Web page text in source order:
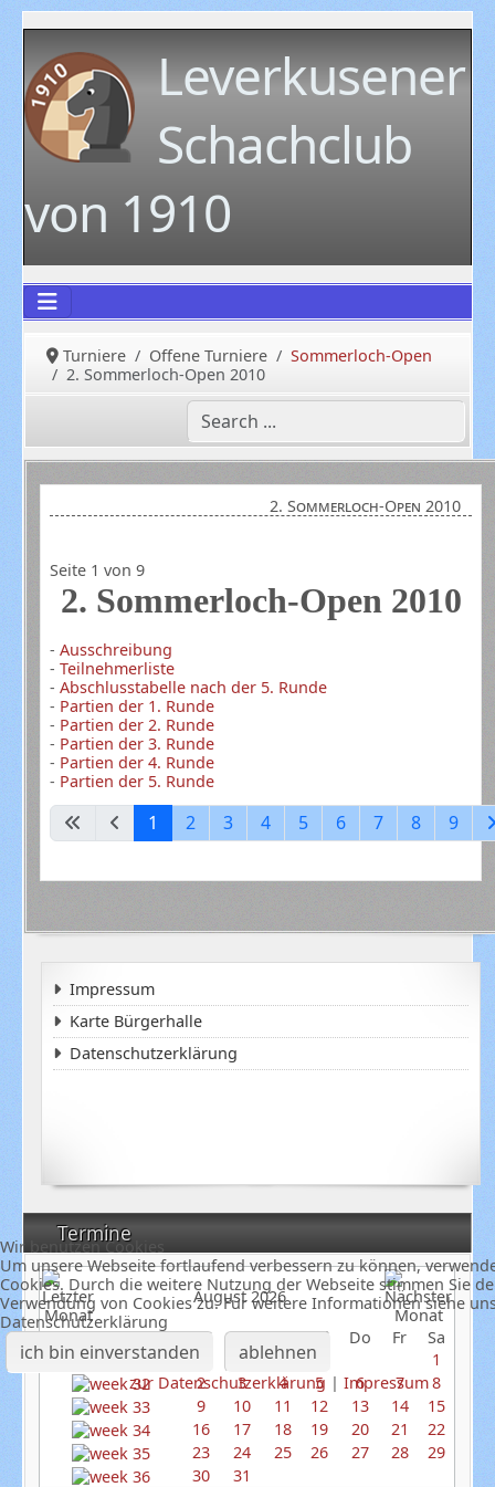
Leverkusener
Schachclub
von 1910
Turniere Offene Turniere
Sommerloch-Open
2. Sommerloch-Open 2010
Termine
August 2026
So
Mo Di Mi Do Fr
Sa
1
2
3 4 5 6 7
8
9
10 11 12 13 14
15
16
17 18 19 20 21
22
23
24 25 26 27 28
29
30
31
2. Sommerloch-Open 2010
Seite 1 von 9
2. Sommerloch-Open 2010
-Ausschreibung
-Teilnehmerliste
-Abschlusstabelle nach der 5. Runde
- Partien der 1. Runde
- Partien der 2. Runde
- Partien der 3. Runde
- Partien der 4. Runde
- Partien der 5. Runde
1 2 3 4 5 6 7 8 9
Impressum
Karte Bürgerhalle
Datenschutzerklärung
Wir benutzen Cookies
Um unsere Webseite fortlaufend verbessern zu können,
Cookies. Durch die weitere Nutzung der Webseite stimmen Sie
Verwendung von Cookies zu. Für weitere Informationen siehe
Datenschutzerklärung
ich bin einverstanden ablehnen
zur Datenschutzerklärung | Impressum